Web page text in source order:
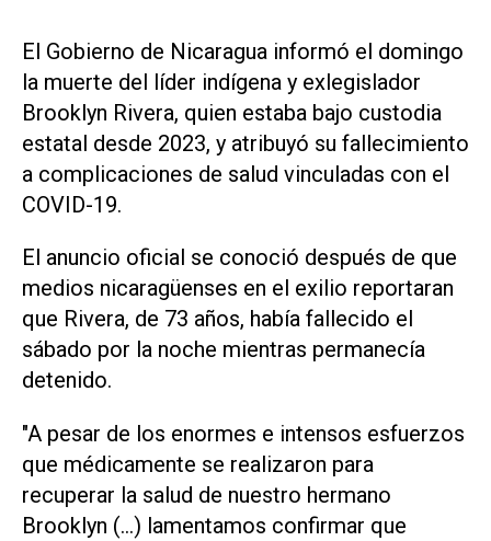
El Gobierno de Nicaragua informó el domingo
la muerte del líder indígena y ‌exlegislador
Brooklyn Rivera, ‌quien estaba bajo custodia
estatal desde 2023, y atribuyó su fallecimiento
a complicaciones de salud vinculadas con el
COVID-19.
El anuncio oficial se conoció después de que
medios nicaragüenses en el exilio reportaran
que Rivera, de 73 años, había fallecido el
sábado ​por la noche ⁠mientras permanecía
detenido.
"A pesar de los enormes ‌e intensos esfuerzos
que médicamente se realizaron ⁠para
recuperar la salud ⁠de nuestro hermano
Brooklyn (...) lamentamos confirmar que